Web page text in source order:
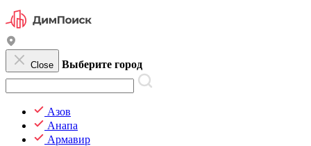
Close Выберите город
Азов
Анапа
Армавир